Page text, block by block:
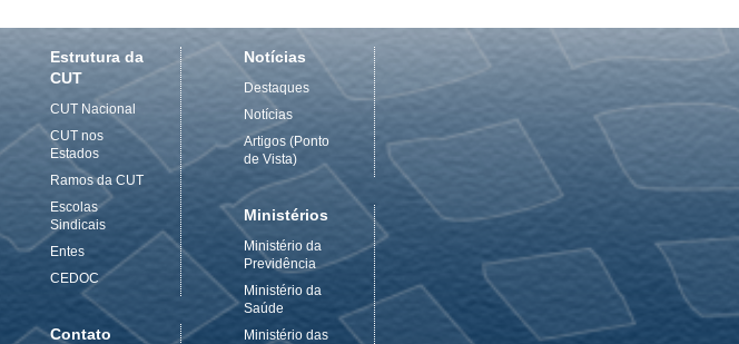
Estrutura da
CUT
CUT Nacional
CUT nos
Estados
Ramos da CUT
Escolas
Sindicais
Entes
CEDOC
Notícias
Destaques
Notícias
Artigos (Ponto
de Vista)
Ministérios
Ministério da
Previdência
Ministério da
Saúde
Ministério das
Contato